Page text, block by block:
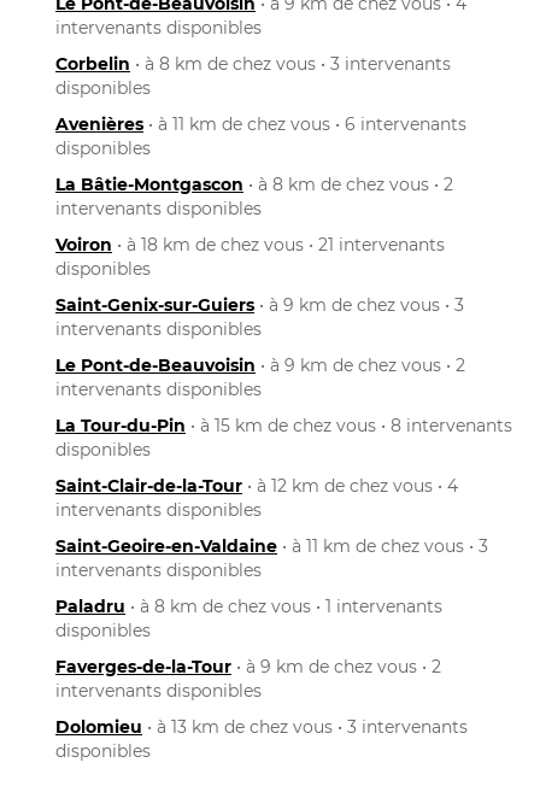
intervenants disponibles
Corbelin • à 8 km de chez vous • 3 intervenants
disponibles
Avenières • à 11 km de chez vous • 6 intervenants
disponibles
La Bâtie-Montgascon • à 8 km de chez vous • 2
intervenants disponibles
Voiron • à 18 km de chez vous • 21 intervenants
disponibles
Saint-Genix-sur-Guiers • à 9 km de chez vous • 3
intervenants disponibles
Le Pont-de-Beauvoisin • à 9 km de chez vous • 2
intervenants disponibles
La Tour-du-Pin • à 15 km de chez vous • 8 intervenants
disponibles
Saint-Clair-de-la-Tour • à 12 km de chez vous • 4
intervenants disponibles
Saint-Geoire-en-Valdaine • à 11 km de chez vous • 3
intervenants disponibles
Paladru • à 8 km de chez vous • 1 intervenants
disponibles
Faverges-de-la-Tour • à 9 km de chez vous • 2
intervenants disponibles
Dolomieu • à 13 km de chez vous • 3 intervenants
disponibles